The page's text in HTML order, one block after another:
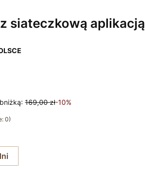
siateczkową aplikacją
169,00 zł-10%
0)